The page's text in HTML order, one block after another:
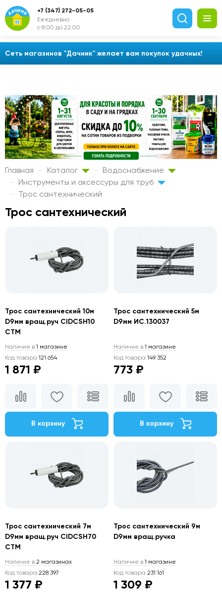
Сеть магазинов "Дачник" желает вам покупок удачных!
+7 (347) 272-05-05
Ежедневно
с 8:00 до 22:00
Главная Каталог
Водоснабжение
Инструменты и аксессуры для труб
Трос сантехнический
Трос сантехнический
Трос сантехнический 10м
D9мм вращ.руч CIDCSH10
СТМ
Наличие в 1 магазине
Код товара 121 654
1 871 ₽
В корзину
Трос сантехнический 5м
D9мм ИС.130037
Наличие в 1 магазине
Код товара 149 352
773 ₽
В корзину
Трос сантехнический 7м
D9мм вращ.руч CIDCSH70
СТМ
Наличие в 2 магазинах
Код товара 228 397
1 377 ₽
Трос сантехнический 9м
D9мм вращ.ручка
Наличие в 1 магазине
Код товара 231 161
1 309 ₽